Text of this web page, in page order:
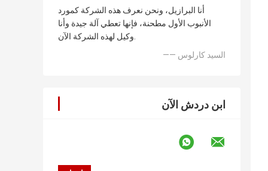
أنا البرازيل، ونحن نعرف هذه الشركة كمورد
الأنبوب الأول مطحنة، فإنها تعطي آلة جيدة وأنا
وكيل لهذه الشركة الآن.
—— السيد كارلوس
ابن دردش الآن